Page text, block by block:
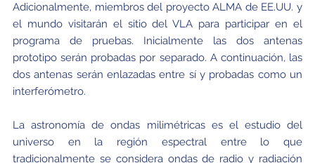
Adicionalmente, miembros del proyecto ALMA de EE.UU. y
el mundo visitarán el sitio del VLA para participar en el
programa de pruebas. Inicialmente las dos antenas
prototipo serán probadas por separado. A continuación, las
dos antenas serán enlazadas entre sí y probadas como un
interferómetro.
La astronomía de ondas milimétricas es el estudio del
universo en la región espectral entre lo que
tradicionalmente se considera ondas de radio y radiación